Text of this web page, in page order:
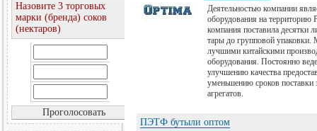
Деятельностью компании
оборудования на территорию
компания поставила десятки
тары до групповой упаковки.
лучшими китайскими
оборудования. Постоянно
улучшению качества
уменьшению сроков поставки
агрегатов.
ПЭТФ бутыли оптом
Назовите 3 торговых
марки (бренда) соков
(нектаров)